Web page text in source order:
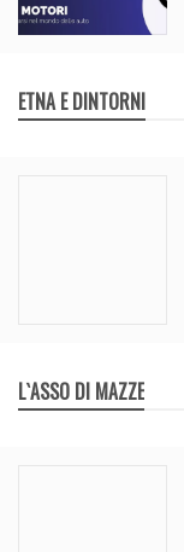
ETNA E DINTORNI
L`ASSO DI MAZZE